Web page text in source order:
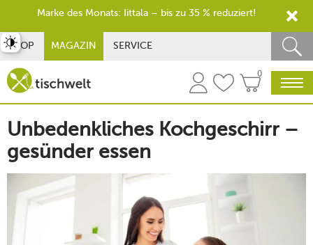
SHOP MAGAZIN SERVICE
0
Unbedenkliches Kochgeschirr –
gesünder essen
umschalten
Marke des Monats: Iittala – bis zu 35 % reduziert!